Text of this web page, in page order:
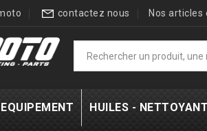
contactez nous Nos articles
EQUIPEMENT HUILES - NETTOYANT